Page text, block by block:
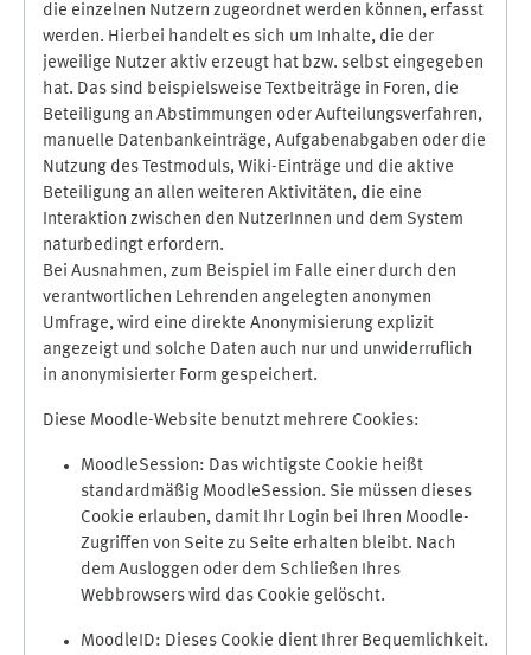
die einzelnen Nutzern zugeordnet werden können, erfasst
werden. Hierbei handelt es sich um Inhalte, die der
jeweilige Nutzer aktiv erzeugt hat bzw. selbst eingegeben
hat. Das sind beispielsweise Textbeiträge in Foren, die
Beteiligung an Abstimmungen oder Aufteilungsverfahren,
manuelle Datenbankeinträge, Aufgabenabgaben oder die
Nutzung des Testmoduls, Wiki-Einträge und die aktive
Beteiligung an allen weiteren Aktivitäten, die eine
Interaktion zwischen den NutzerInnen und dem System
naturbedingt erfordern.
Bei Ausnahmen, zum Beispiel im Falle einer durch den
verantwortlichen Lehrenden angelegten anonymen
Umfrage, wird eine direkte Anonymisierung explizit
angezeigt und solche Daten auch nur und unwiderruflich
in anonymisierter Form gespeichert.
Diese Moodle-Website benutzt mehrere Cookies:
MoodleSession: Das wichtigste Cookie heißt
standardmäßig MoodleSession. Sie müssen dieses
Cookie erlauben, damit Ihr Login bei Ihren Moodle-
Zugriffen von Seite zu Seite erhalten bleibt. Nach
dem Ausloggen oder dem Schließen Ihres
Webbrowsers wird das Cookie gelöscht.
MoodleID: Dieses Cookie dient Ihrer Bequemlichkeit.